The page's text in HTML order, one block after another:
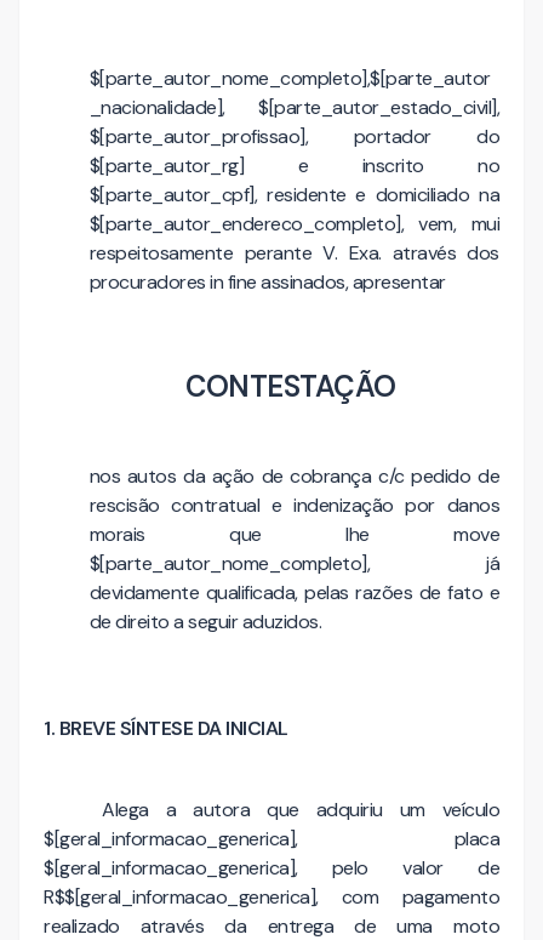
$[parte_autor_nome_completo],$[parte_autor
_nacionalidade], $[parte_autor_estado_civil],
$[parte_autor_profissao], portador do
$[parte_autor_rg] e inscrito no
$[parte_autor_cpf], residente e domiciliado na
$[parte_autor_endereco_completo], vem, mui
respeitosamente perante V. Exa. através dos
procuradores in fine assinados, apresentar
CONTESTAÇÃO
nos autos da ação de cobrança c/c pedido de
rescisão contratual e indenização por danos
morais que lhe move
$[parte_autor_nome_completo], já
devidamente qualificada, pelas razões de fato e
de direito a seguir aduzidos.
1. BREVE SÍNTESE DA INICIAL
Alega a autora que adquiriu um veículo
$[geral_informacao_generica], placa
$[geral_informacao_generica], pelo valor de
R$$[geral_informacao_generica], com pagamento
realizado através da entrega de uma moto